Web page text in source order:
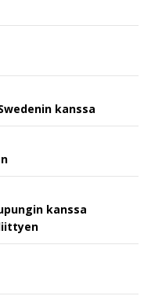
kanssa
kanssa